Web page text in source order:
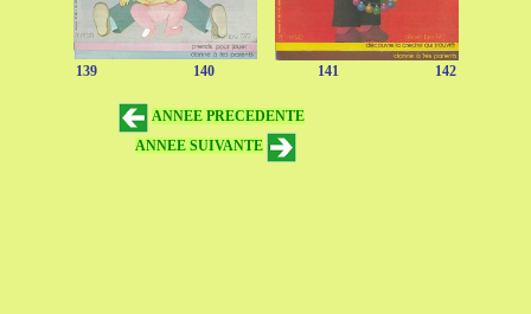
139 140 141 142
ANNEE PRECEDENTE
ANNEE SUIVANTE